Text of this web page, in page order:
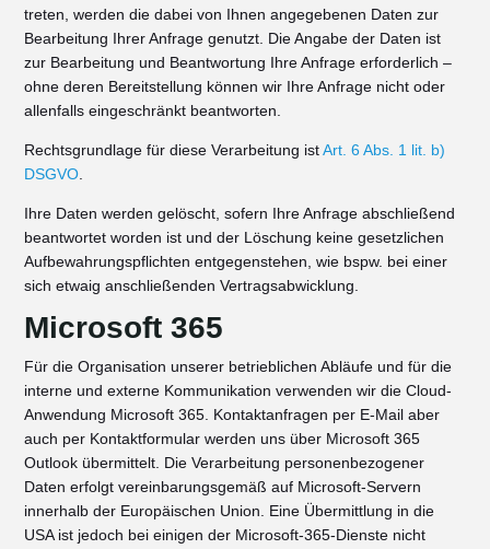
treten, werden die dabei von Ihnen angegebenen Daten zur
Bearbeitung Ihrer Anfrage genutzt. Die Angabe der Daten ist
zur Bearbeitung und Beantwortung Ihre Anfrage erforderlich –
ohne deren Bereitstellung können wir Ihre Anfrage nicht oder
allenfalls eingeschränkt beantworten.
Rechtsgrundlage für diese Verarbeitung istArt. 6 Abs. 1 lit. b)
DSGVO
Ihre Daten werden gelöscht, sofern Ihre Anfrage abschließend
beantwortet worden ist und der Löschung keine gesetzlichen
Aufbewahrungspflichten entgegenstehen, wie bspw. bei einer
sich etwaig anschließenden Vertragsabwicklung.
Microsoft 365
Für die Organisation unserer betrieblichen Abläufe und für die
interne und externe Kommunikation verwenden wir die Cloud-
Anwendung Microsoft 365. Kontaktanfragen per E-Mail aber
auch per Kontaktformular werden uns über Microsoft 365
Outlook übermittelt. Die Verarbeitung personenbezogener
Daten erfolgt vereinbarungsgemäß auf Microsoft-Servern
innerhalb der Europäischen Union. Eine Übermittlung in die
USA ist jedoch bei einigen der Microsoft-365-Dienste nicht